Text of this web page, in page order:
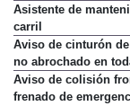
Asistente de
carril
Aviso de cinturón
no abrochado en
Aviso de colisión
frenado de